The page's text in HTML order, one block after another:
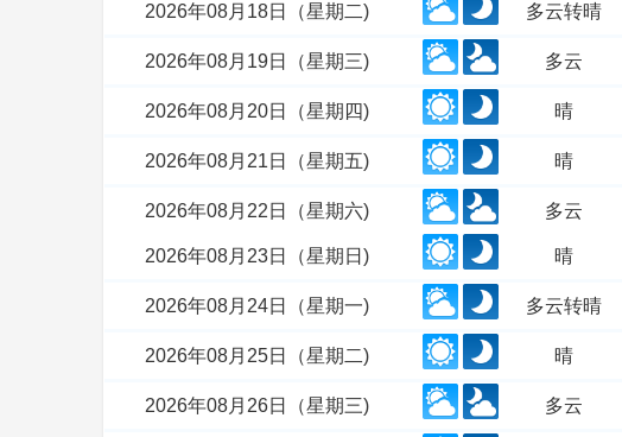
2026年08月18日（星期二) 多云转晴
2026年08月19日（星期三) 多云
2026年08月20日（星期四) 晴
2026年08月21日（星期五) 晴
2026年08月22日（星期六) 多云
2026年08月23日（星期日) 晴
2026年08月24日（星期一) 多云转晴
2026年08月25日（星期二) 晴
2026年08月26日（星期三) 多云